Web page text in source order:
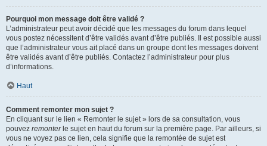
Pourquoi mon message doit être validé ?
L’administrateur peut avoir décidé que les messages du forum dans lequel
vous postez nécessitent d’être validés avant d’être publiés. Il est possible aussi
que l’administrateur vous ait placé dans un groupe dont les messages doivent
être validés avant d’être publiés. Contactez l’administrateur pour plus
d’informations.
Haut
Comment remonter mon sujet ?
En cliquant sur le lien « Remonter le sujet » lors de sa consultation, vous
pouvez remonterle sujet en haut du forum sur la première page. Par ailleurs, si
vous ne voyez pas ce lien, cela signifie que la remontée de sujet est